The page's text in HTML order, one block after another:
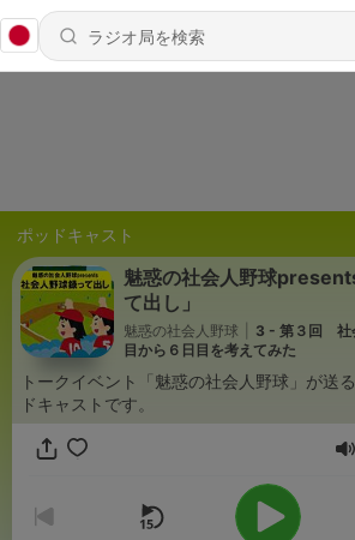
ポッドキャスト
魅惑の社会人野球
て出し」
魅惑の社会人野球
3 - 第３回 社
目から６日目を考えてみた
トークイベント「魅惑の社会人野球」が送
ドキャストです。